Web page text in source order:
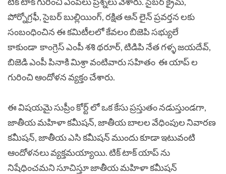
పోర్నోగ్రఫీ, సైబర్ బుల్లియింగ్, రక్షిత ఆన్ లైన్ ప్రవర్తన లకు
సంబంధించిన ఈ కమిటీలలో కేవలం బిజెపి సభ్యులే
కాకుండా కాంగ్రెస్ ఎంపీ శశి థరూర్, టిడిపి నేత గళ్ళ జయదేవ్,
బిజెడి ఎంపీ పినాకి మిశ్రా వంటివారు సహితం ఈ యాప్ ల
గురించి ఆందోళన వ్యక్తం చేశారు.
ఈ విషయమై సుప్రీం కోర్ట్ లో ఒక కేసు ప్రస్తుతం నడుస్తుండగా,
జాతీయ మహిళా కమీషన్, జాతీయ బాలల వేధింపుల నివారణ
కమీషన్, జాతీయ ఎసి కమీషన్ ముందు కూడా ఇటువంటి
ఆందోళనలు వ్యక్తమయ్యాయి. టిక్ టాక్ యాప్ ను
నిషేధించమని సూచిస్తూ జాతీయ మహిళా కమీషన్